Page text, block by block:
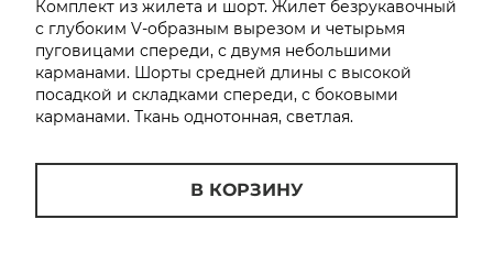
Комплект из жилета и шорт. Жилет безрукавочный
с глубоким V-образным вырезом и четырьмя
пуговицами спереди, с двумя небольшими
карманами. Шорты средней длины с высокой
посадкой и складками спереди, с боковыми
карманами. Ткань однотонная, светлая.
В КОРЗИНУ
раз в 2 недели